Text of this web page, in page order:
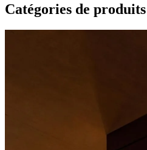
Catégories de produits